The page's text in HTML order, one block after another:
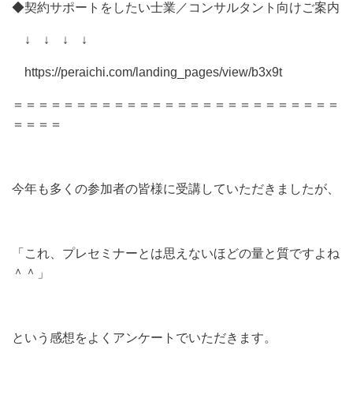
◆契約サポートをしたい士業／コンサルタント向けご案内
↓ ↓ ↓ ↓
https://peraichi.com/landing_pages/view/b3x9t
＝＝＝＝＝＝＝＝＝＝＝＝＝＝＝＝＝＝＝＝＝＝＝＝＝＝
＝＝＝＝
今年も多くの参加者の皆様に受講していただきましたが、
「これ、プレセミナーとは思えないほどの量と質ですよね
＾＾」
という感想をよくアンケートでいただきます。